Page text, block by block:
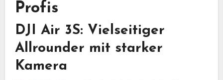
Profis
DJI Air 3S: Vielseitiger
Allrounder mit starker
Kamera